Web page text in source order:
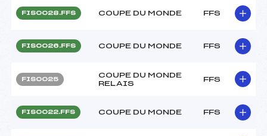
FIS0028.FFS COUPE DU MONDE FFS
FIS0026.FFS COUPE DU MONDE FFS
FIS0025
COUPE DU MONDE
RELAIS
FFS
FIS0022.FFS COUPE DU MONDE FFS